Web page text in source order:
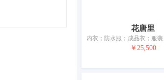
花唐里
￥25,500